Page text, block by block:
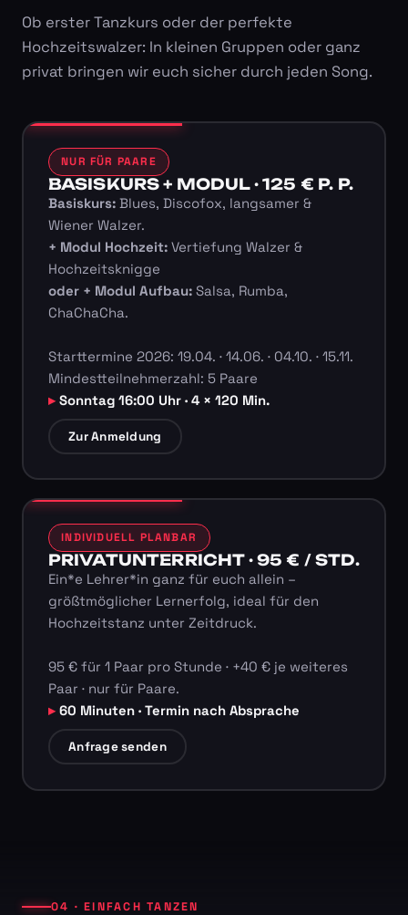
Ob erster Tanzkurs oder der perfekte
Hochzeitswalzer: In kleinen Gruppen oder ganz
privat bringen wir euch sicher durch jeden Song.
NUR FÜR PAARE
BASISKURS + MODUL · 125 € P. P.
Basiskurs:Blues, Discofox, langsamer &
Wiener Walzer.
+ Modul Hochzeit:Vertiefung Walzer &
Hochzeitsknigge
oder + Modul Aufbau:Salsa, Rumba,
ChaChaCha.
Starttermine 2026: 19.04. · 14.06. · 04.10. · 15.11.
Mindestteilnehmerzahl: 5 Paare
Sonntag 16:00 Uhr · 4 × 120 Min.
Zur Anmeldung
INDIVIDUELL PLANBAR
PRIVATUNTERRICHT · 95 € / STD.
Ein*e Lehrer*in ganz für euch allein –
größtmöglicher Lernerfolg, ideal für den
Hochzeitstanz unter Zeitdruck.
95 € für 1 Paar pro Stunde · +40 € je weiteres
Paar · nur für Paare.
60 Minuten · Termin nach Absprache
Anfrage senden
04 · EINFACH TANZEN